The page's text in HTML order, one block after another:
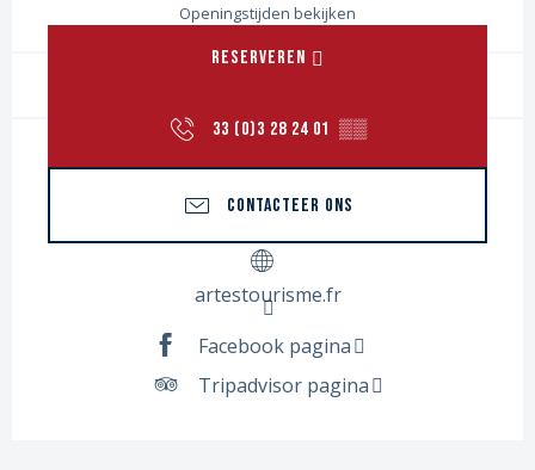
Openingstijden bekijken
RESERVEREN
33 (0)3 28 24 01 ▒▒
CONTACTEER ONS
artestourisme.fr
Facebook pagina
Tripadvisor pagina